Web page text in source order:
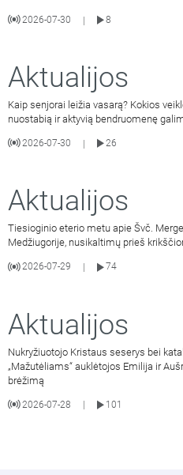
2026-07-30 |
8
Aktualijos
Kaip senjorai leižia vasarą? Kokios
nuostabią ir aktyvią bendruomenę
2026-07-30 |
26
Aktualijos
Tiesioginio eterio metu apie Švč.
Medžiugorije, nusikaltimų prieš
2026-07-29
74
Aktualijos
Nukryžiuotojo Kristaus seserys bei
„Mažutėliams“ auklėtojos Emilija ir
brėžimą
2026-07-28 101